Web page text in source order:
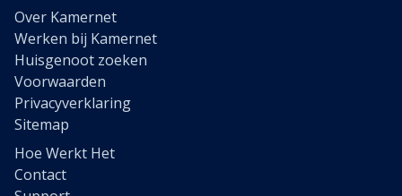
Over Kamernet
Werken bij Kamernet
Huisgenoot zoeken
Voorwaarden
Privacyverklaring
Sitemap
Hoe Werkt Het
Contact